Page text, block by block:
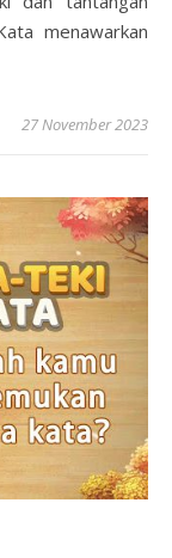
menawarkan
27 November 2023